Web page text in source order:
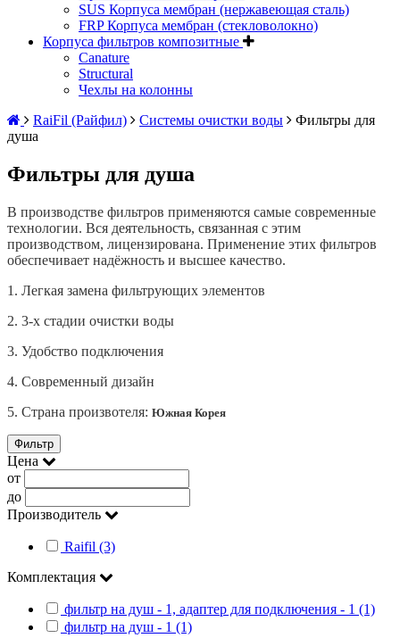
SUS Корпуса мембран (нержавеющая сталь)
FRP Корпуса мембран (стекловолокно)
Корпуса фильтров композитные
Canature
Structural
Чехлы на колонны
RaiFil (Райфил)
Системы очистки воды
Фильтры для
душа
Фильтры для душа
В производстве фильтров применяются самые современные
технологии. Вся деятельность, связанная с этим
производством, лицензирована. Применение этих фильтров
обеспечивает надёжность и высшее качество.
1. Легкая замена фильтрующих элементов
2. 3-х стадии очистки воды
3. Удобство подключения
4. Современный дизайн
5. Страна произвотеля: Южная Корея
Фильтр
Цена
от
до
Производитель
Raifil (3)
Комплектация
фильтр на душ - 1, адаптер для подключения - 1 (1)
фильтр на душ - 1 (1)